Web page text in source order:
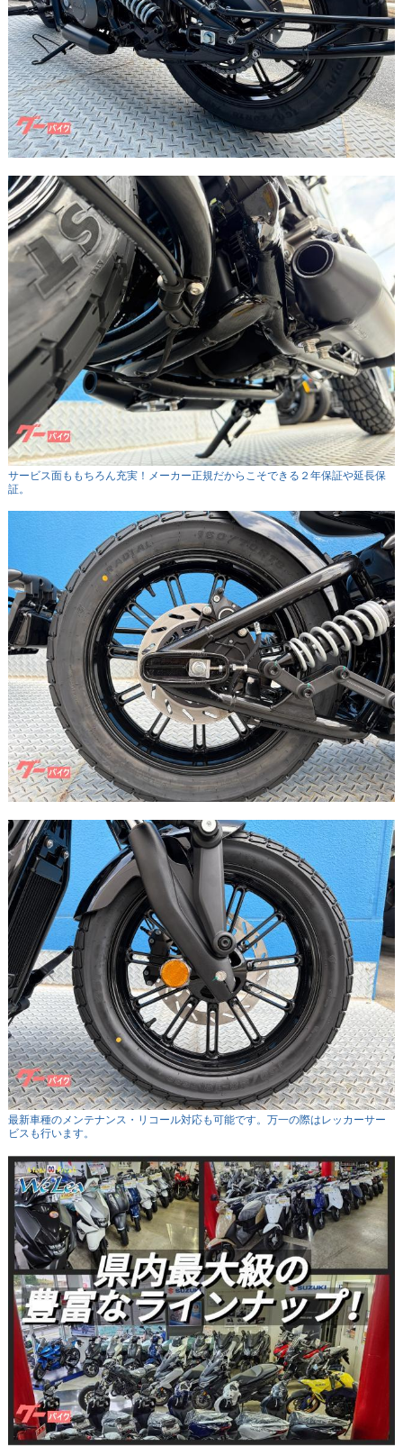
サービス面ももちろん充実！メーカー正規だからこそできる２年保証や延長保
証。
最新車種のメンテナンス・リコール対応も可能です。万一の際はレッカーサー
ビスも行います。